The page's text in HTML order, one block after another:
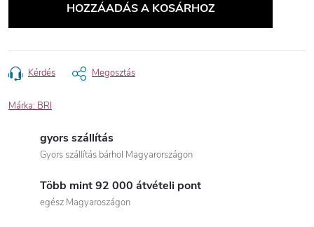
HOZZÁADÁS A KOSÁRHOZ
Kérdés Megosztás
Márka: BRI
gyors szállítás
Gyors szállítás bárhol Magyarországon
Több mint 92 000 átvételi pont
egész Magyaroszágon